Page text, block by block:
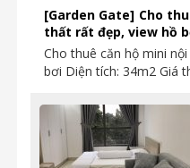
[Garden Gate] Cho
thất rất đẹp, view hồ
Cho thuê căn hộ mini
bơi Diện tích: 34m2 Giá